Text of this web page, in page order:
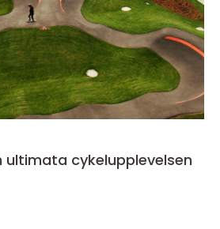
ultimata cykelupplevelsen